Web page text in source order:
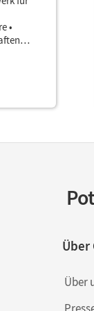
•
E-Book
Über
Über